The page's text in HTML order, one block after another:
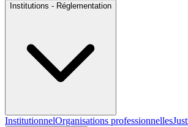
Institutions - Réglementation
InstitutionnelOrganisations professionnelles